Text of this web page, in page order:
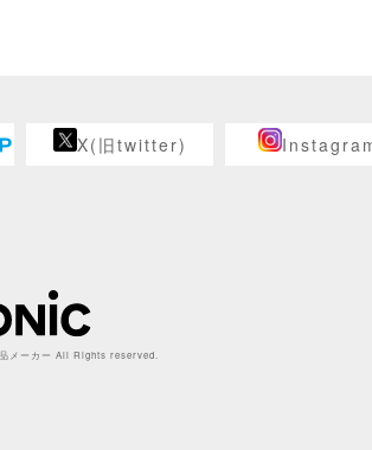
X(旧twitter)
メーカー All Rights reserved.